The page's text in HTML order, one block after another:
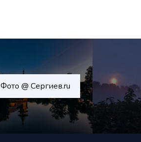
Фото @ Сергиев.ru